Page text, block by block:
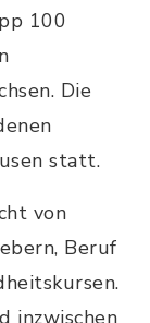
100
Die
statt.
von
Beruf
inzwischen